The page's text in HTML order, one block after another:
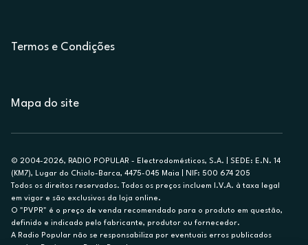
Termos e Condições
Mapa do site
© 2004-2026, RADIO POPULAR - Electrodomésticos, S.A. | SEDE: E.N. 14
(KM7), Lugar do Chiolo-Barca, 4475-045 Maia | NIF: 500 674 205
Todos os direitos reservados. Todos os preços incluem I.V.A. à taxa legal
em vigor e são exclusivos da loja online.
O "PVPR" é o preço de venda recomendado para o produto em questão,
definido e indicado pelo fabricante, produtor ou fornecedor.
A Radio Popular não se responsabiliza por eventuais erros publicados